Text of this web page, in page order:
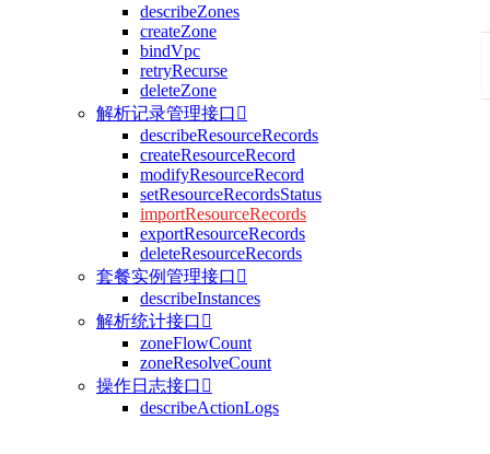
describeZones
createZone
bindVpc
retryRecurse
deleteZone
解析记录管理接口 
describeResourceRecords
createResourceRecord
modifyResourceRecord
setResourceRecordsStatus
importResourceRecords
exportResourceRecords
deleteResourceRecords
套餐实例管理接口 
describeInstances
解析统计接口 
zoneFlowCount
zoneResolveCount
操作日志接口 
describeActionLogs